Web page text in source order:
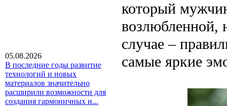
05.08.2026
В последние годы развитие
технологий и новых
материалов значительно
расширили возможности для
создания гармоничных и...
который
возлюбленной,
случае –
самые яркие